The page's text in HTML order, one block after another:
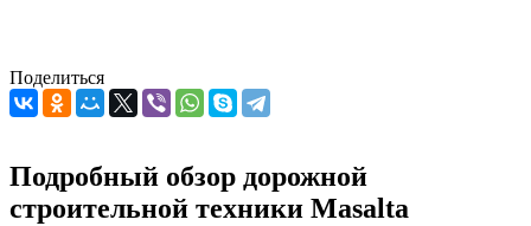
Поделиться
Подробный обзор дорожной
строительной техники Masalta